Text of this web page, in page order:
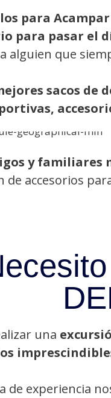
para Acampar
para pasar el
alguien que
sacos de
y familiares
accesorios
una
de experiencia